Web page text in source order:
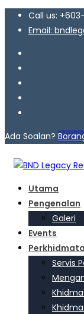
Call us: +603-
Email:
Ada Soalan?
Utama
Pengenalan
Galeri
Events
Servis